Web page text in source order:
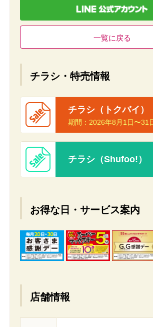
一覧に戻る
チラシ・特売情報
チラシ（トクバイ）
期間： 2026年8月1日〜31
チラシ（Shufoo!）
お得な日・サービス案内
店舗情報